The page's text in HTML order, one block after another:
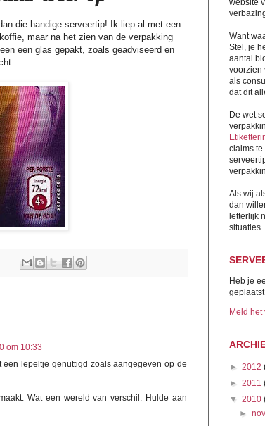
die handige serveertip! Ik liep al met een
maar na het zien van de verpakking
een glas gepakt, zoals geadviseerd en
om 10:33
een lepeltje genuttigd zoals aangegeven op de
Wat een wereld van verschil. Hulde aan
website
Want
Stel, je
aantal
voorzien
als
dat dit
De wet
claims te
Als wij
dan
letterlijk
situaties.
Heb je
Meld het
► 2012
► 2011
▼ 2010
►